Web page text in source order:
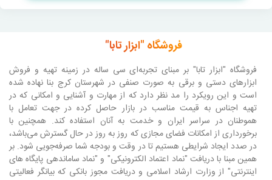
فروشگاه "ابزار تابا"
فروشگاه "ابزار تابا"بر مبنای تجربه‌ای سی ساله در زمینه تهیه و فروش
ابزارهای دستی و برقی به صورت صنفی در شهرستان کرج بنا نهاده شده
است و این رویکرد را مد نظر دارد که از مهارت و آشنایی و امکانی که در
تهیه اجناس به قیمت مناسب در بازار حاصل کرده در جهت تعامل با
هموطنان در سراسر ایران و خدمت به آنان استفاده کند. همچنین با
برخورداری از امکانات فضای مجازی که روز به روز در حال گسترش می‌باشد،
در صدد ایجاد شرایطی هستیم تا در وقت و بودجه شما صرفه‌جویی شود. بر
همین مبنا با دریافت "نماد اعتماد الکترونیکی" و "نماد ساماندهی پایگاه های
اینترنتی" از وزارت ارشاد اسلامی و دریافت مجوز بانکی که بیانگر فعالیتی